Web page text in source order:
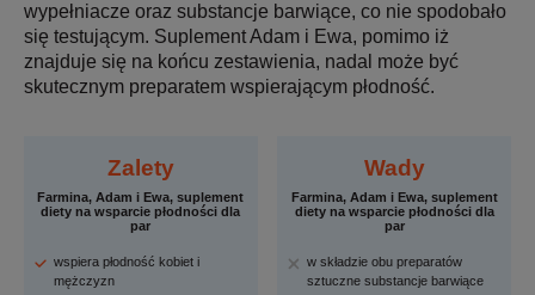
wypełniacze oraz substancje barwiące, co nie spodobało
się testującym. Suplement Adam i Ewa, pomimo iż
znajduje się na końcu zestawienia, nadal może być
skutecznym preparatem wspierającym płodność.
Zalety
Farmina, Adam i Ewa, suplement
diety na wsparcie płodności dla
par
wspiera płodność kobiet i
mężczyzn
Wady
Farmina, Adam i Ewa, suplement
diety na wsparcie płodności dla
par
w składzie obu preparatów
sztuczne substancje barwiące